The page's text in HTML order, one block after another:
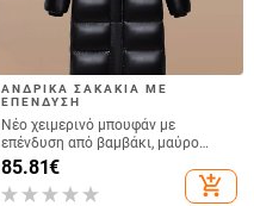
ΑΝΔΡΙΚΆ ΣΑΚΆΚΙΑ ΜΕ
ΕΠΈΝΔΥΣΗ
Νέο χειμερινό μπουφάν με
επένδυση από βαμβάκι, μαύρο
χρυσό, χοντρό, ανδρικό και
γυναικείο, ζεστό γόνατο 2024,
μακρύ, νεανικό παλτό με επένδυση
85.81€
add_shopping_cart